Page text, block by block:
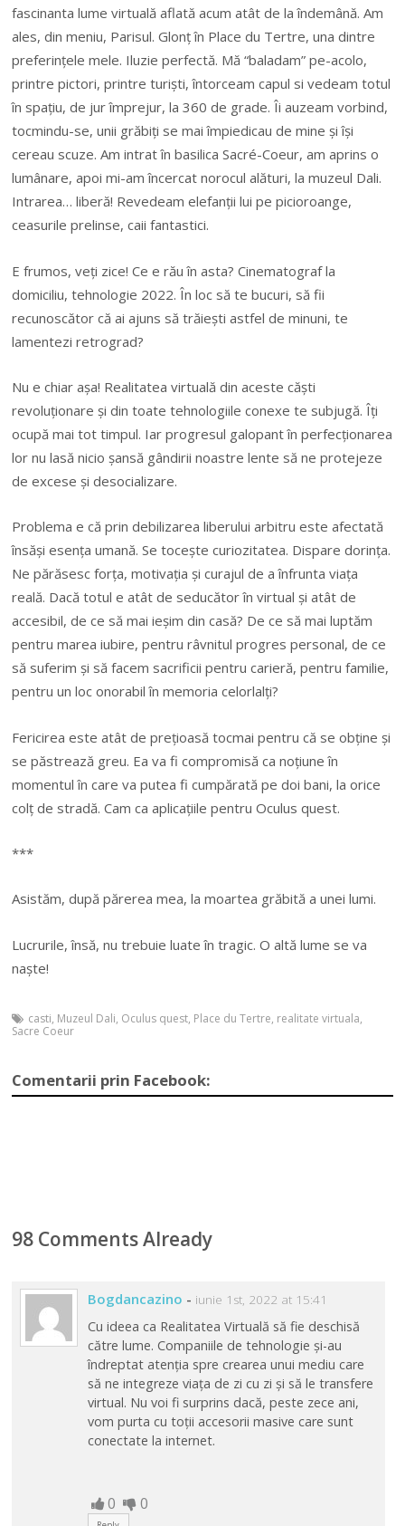
fascinanta lume virtuală aflată acum atât de la îndemână. Am
ales, din meniu, Parisul. Glonţ în Place du Tertre, una dintre
preferinţele mele. Iluzie perfectă. Mă “baladam” pe-acolo,
printre pictori, printre turişti, întorceam capul si vedeam totul
în spaţiu, de jur împrejur, la 360 de grade. Îi auzeam vorbind,
tocmindu-se, unii grăbiţi se mai împiedicau de mine şi îşi
cereau scuze. Am intrat în basilica Sacré-Coeur, am aprins o
lumânare, apoi mi-am încercat norocul alături, la muzeul Dali.
Intrarea… liberă! Revedeam elefanţii lui pe picioroange,
ceasurile prelinse, caii fantastici.
E frumos, veţi zice! Ce e rău în asta? Cinematograf la
domiciliu, tehnologie 2022. În loc să te bucuri, să fii
recunoscător că ai ajuns să trăieşti astfel de minuni, te
lamentezi retrograd?
Nu e chiar aşa! Realitatea virtuală din aceste căşti
revoluţionare şi din toate tehnologiile conexe te subjugă. Îţi
ocupă mai tot timpul. Iar progresul galopant în perfecţionarea
lor nu lasă nicio şansă gândirii noastre lente să ne protejeze
de excese şi desocializare.
Problema e că prin debilizarea liberului arbitru este afectată
însăşi esenţa umană. Se toceşte curiozitatea. Dispare dorinţa.
Ne părăsesc forţa, motivaţia şi curajul de a înfrunta viaţa
reală. Dacă totul e atât de seducător în virtual şi atât de
accesibil, de ce să mai ieşim din casă? De ce să mai luptăm
pentru marea iubire, pentru râvnitul progres personal, de ce
să suferim şi să facem sacrificii pentru carieră, pentru familie,
pentru un loc onorabil în memoria celorlalţi?
Fericirea este atât de preţioasă tocmai pentru că se obţine şi
se păstrează greu. Ea va fi compromisă ca noţiune în
momentul în care va putea fi cumpărată pe doi bani, la orice
colţ de stradă. Cam ca aplicaţiile pentru Oculus quest.
***
Asistăm, după părerea mea, la moartea grăbită a unei lumi.
Lucrurile, însă, nu trebuie luate în tragic. O altă lume se va
naşte!
casti, Muzeul Dali, Oculus quest, Place du Tertre, realitate virtuala,
Sacre Coeur
Comentarii prin Facebook:
98 Comments Already
Bogdancazino - iunie 1st, 2022 at 15:41
Cu ideea ca Realitatea Virtuală să fie deschisă
către lume. Companiile de tehnologie și-au
îndreptat atenția spre crearea unui mediu care
să ne integreze viața de zi cu zi și să le transfere
virtual. Nu voi fi surprins dacă, peste zece ani,
vom purta cu toții accesorii masive care sunt
conectate la internet.
0 0